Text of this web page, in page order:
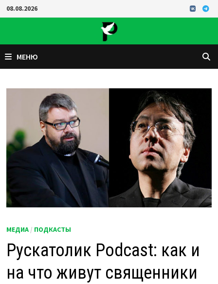
Перейти
к
08.08.2026
МЕНЮ
МЕДИА / ПОДКАСТЫ
Рускатолик Podcast: как и
на что живут священники